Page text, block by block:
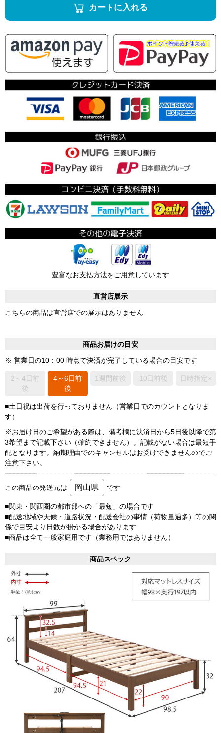
カートに入れる
豊富なお支払方法をご用意しています
直営店展示
こちらの商品は直営店での展示はありません
商品お届けの目安
※ 営業日の10：00 時点で決済が完了している場合の目安です
2～4日前
後
4～6日前
後
1週間前後 10日前後 日時指定×
■土日祝は出荷を行っておりません（営業日でのカウントとなりま
す）
※お届け日のご希望がある際は、備考欄に決済日から5日後以降で第
3希望まで記載下さい（確約できません）。記載がない場合は最短手
配となります。納期理由でのキャンセルはお受けできませんのでご
注意下さい。
この商品の発送元は 岡山県 です
■関東・関西圏の都市部への「最短」の場合です
■配送地域や天候・道路状況・配送会社の事情（荷物量過多）等の関
係で目安より日数が掛かる場合があります
■商品は全て一般家庭用です（業務用ではありません）
商品スペック